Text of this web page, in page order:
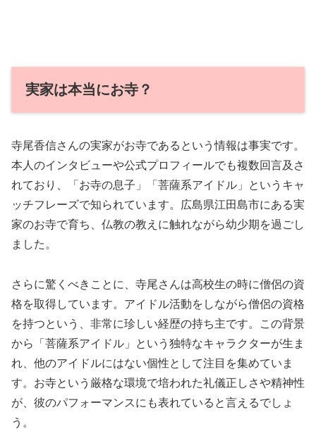
実家は本当にお寺？
寺尾香信さんの実家がお寺であるという情報は事実です。
本人のインタビューや公式プロフィールでも複数回言及さ
れており、「お寺の息子」「菩薩系アイドル」というキャ
ッチフレーズで知られています。広島県江田島市にある実
家のお寺で育ち、仏教の教えに触れながら幼少期を過ごし
ました。
さらに驚くべきことに、寺尾さんは高校生の時に僧侶の資
格を取得しています。アイドル活動をしながら僧侶の資格
を持つという、非常に珍しい経歴の持ち主です。この背景
から「菩薩系アイドル」という独特なキャラクターが生ま
れ、他のアイドルにはない個性として注目を集めていま
す。お寺という厳格な環境で培われた礼儀正しさや精神性
が、彼のパフォーマンスにも表れていると言えるでしょ
う。